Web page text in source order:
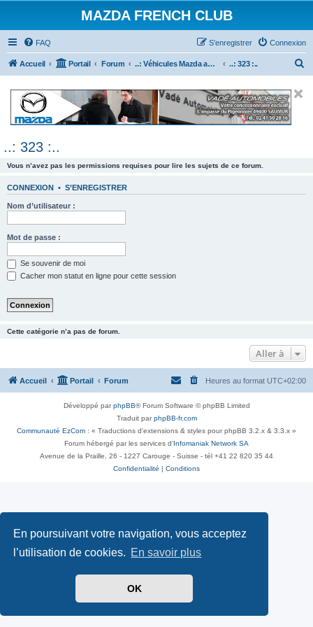
En poursuivant votre navigation, vous acceptez
l’utilisation de cookies. En savoir plus
OK
MAZDA FRENCH CLUB
FAQ Connexion
S’enregistrer
Accueil Portail Forum ..: Véhicules Mazda ancien (<2003) :.. ..: 323 :..
e
..: 323 :..
Vous n’avez pas les permissions requises pour lire les sujets de ce forum.
CONNEXION • S’ENREGISTRER
Nom d’utilisateur :
Mot de passe :
Se souvenir de moi
Cacher mon statut en ligne pour cette session
Cette catégorie n’a pas de forum.
Aller à
Accueil Portail Forum Heures au format UTC+02:00
Développé parphpBB® Forum Software © phpBB Limited
Traduit parphpBB-fr.com
Communauté EzCom : « Traductions d'extensions & styles pour phpBB 3.2.x & 3.3.x »
Forum hébergé par les services d’ Infomaniak Network SA
Avenue de la Praille, 26 - 1227 Carouge - Suisse - tél +41 22 820 35 44
Confidentialité
Conditions